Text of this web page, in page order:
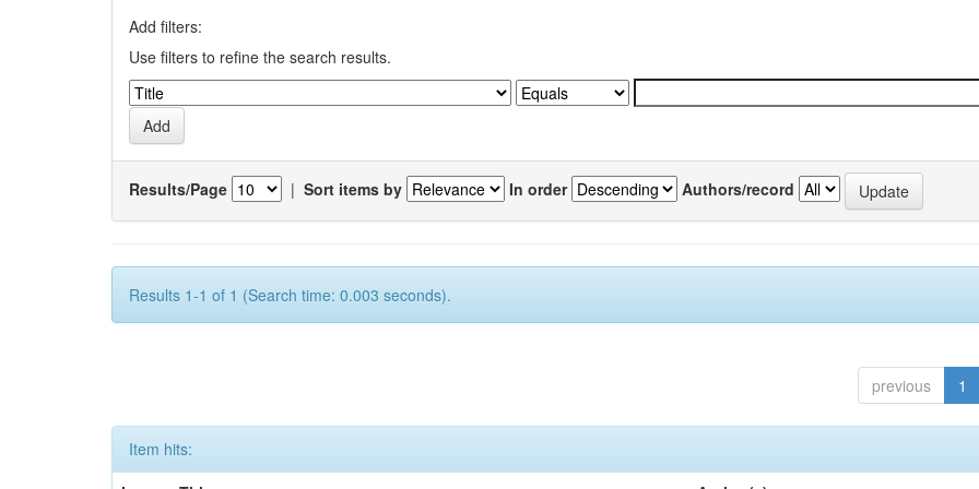
Add filters:
Use filters to refine the search results.
Results/Page | Sort items by In order Authors/record
Results 1-1 of 1 (Search time: 0.003 seconds).
previous 1
Item hits: